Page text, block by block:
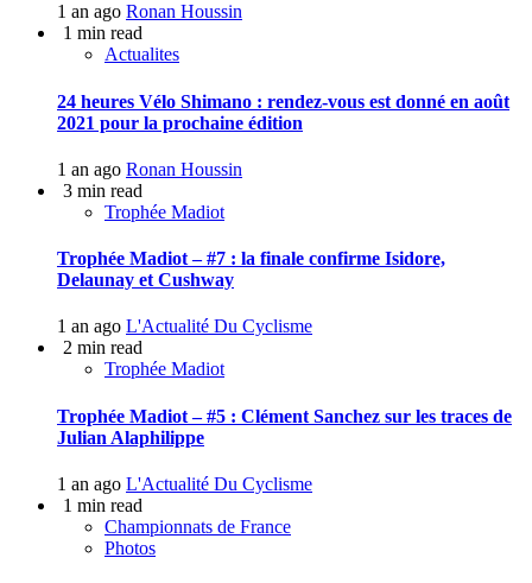
1 an ago Ronan Houssin
1 min read
Actualites
24 heures Vélo Shimano : rendez-vous est donné en août
2021 pour la prochaine édition
1 an ago Ronan Houssin
3 min read
Trophée Madiot
Trophée Madiot – #7 : la finale confirme Isidore,
Delaunay et Cushway
1 an ago L'Actualité Du Cyclisme
2 min read
Trophée Madiot
Trophée Madiot – #5 : Clément Sanchez sur les traces de
Julian Alaphilippe
1 an ago L'Actualité Du Cyclisme
1 min read
Championnats de France
Photos